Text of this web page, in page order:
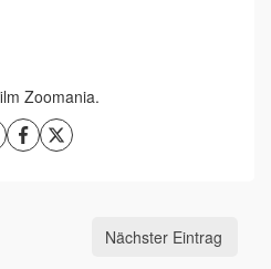
Zoomania.
Nächster Eintrag